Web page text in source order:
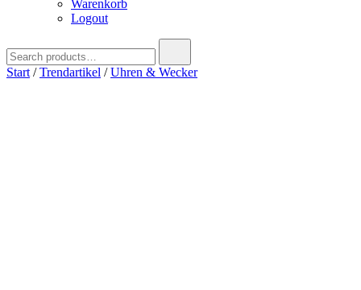
Warenkorb
Logout
for:
Start /Trendartikel /Uhren & Wecker